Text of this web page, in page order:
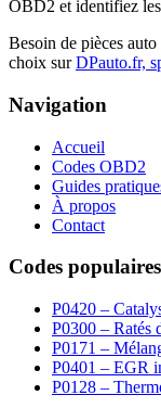
OBD2 et identifiez
Besoin de pièces
choix sur DPauto.fr,
Navigation
Accueil
Codes OBD2
Guides
À propos
Contact
Codes populaires
P0420 –
P0300 – Ratés
P0171 –
P0401 – EGR
P0128 –